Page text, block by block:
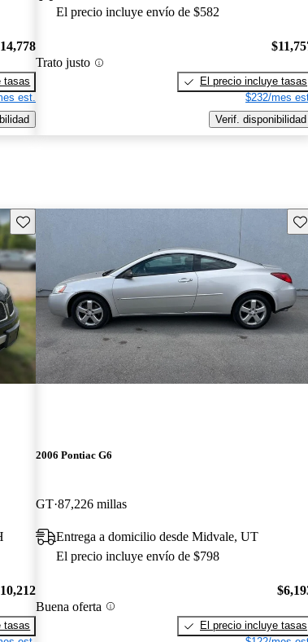
tasas
est.
El precio incluye envío de $582
Trato justo
El precio incluye tasas
$232/mes
Verif. disponibilidad
Guarda este Aviso
tasas
2006 Pontiac G6
GT 87,226 millas
Entrega a domicilio desde Midvale, UT
El precio incluye envío de $798
Buena oferta
El precio incluye tasas